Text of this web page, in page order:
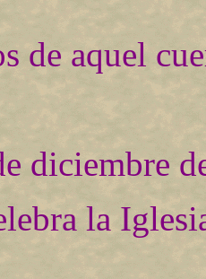
de aquel
diciembre
la